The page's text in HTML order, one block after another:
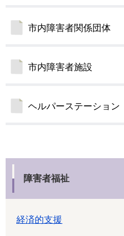
市内障害者関係団体
市内障害者施設
ヘルパーステーション
障害者福祉
経済的支援